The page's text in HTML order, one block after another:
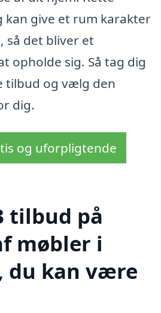
give et rum karakter
så det bliver et
opholde sig. Så tag dig
tilbud og vælg den
dig.
og uforpligtende
tilbud på
møbler i
du kan være